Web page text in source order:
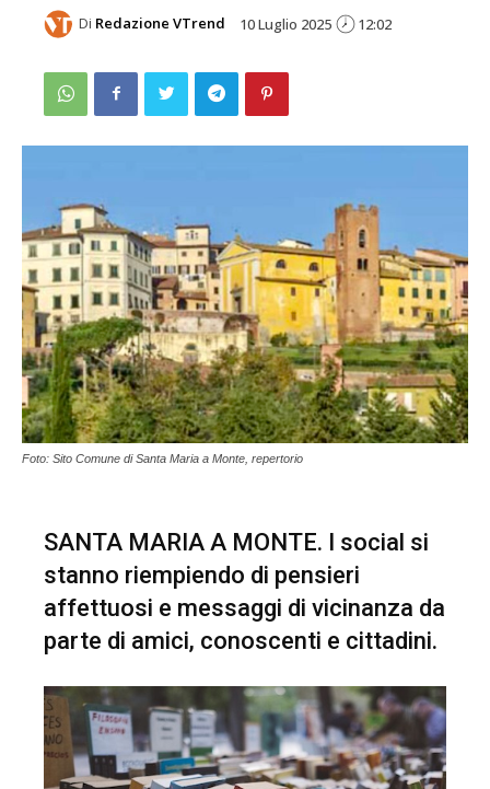
Di Redazione VTrend 10 Luglio 2025 12:02
Foto: Sito Comune di Santa Maria a Monte, repertorio
SANTA MARIA A MONTE. I social si
stanno riempiendo di pensieri
affettuosi e messaggi di vicinanza da
parte di amici, conoscenti e cittadini.